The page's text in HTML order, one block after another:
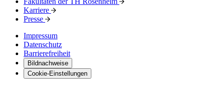
Karriere
Presse
Impressum
Datenschutz
Barrierefreiheit
Bildnachweise
Cookie-Einstellungen